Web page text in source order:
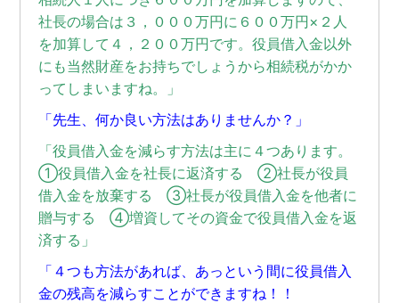
社長の場合は３，０００万円に６００万円×２人
を加算して４，２００万円です。役員借入金以外
にも当然財産をお持ちでしょうから相続税がかか
ってしまいますね。」
「先生、何か良い方法はありませんか？」
「役員借入金を減らす方法は主に４つあります。
①役員借入金を社長に返済する ②社長が役員
借入金を放棄する ③社長が役員借入金を他者に
贈与する ④増資してその資金で役員借入金を返
済する」
「４つも方法があれば、あっという間に役員借入
金の残高を減らすことができますね！！